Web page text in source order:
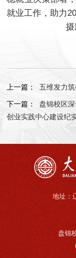
就业工作，助力
上一篇： 五维发力
下一篇：
盘锦校区
创业实践中心建设纪
地址：
盘锦